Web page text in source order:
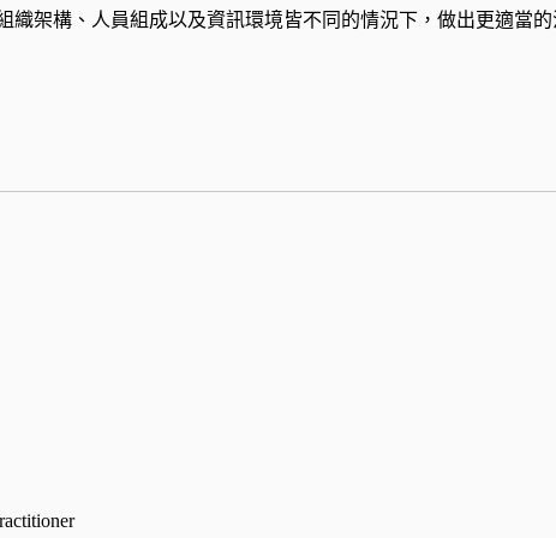
織架構、人員組成以及資訊環境皆不同的情況下，做出更適當